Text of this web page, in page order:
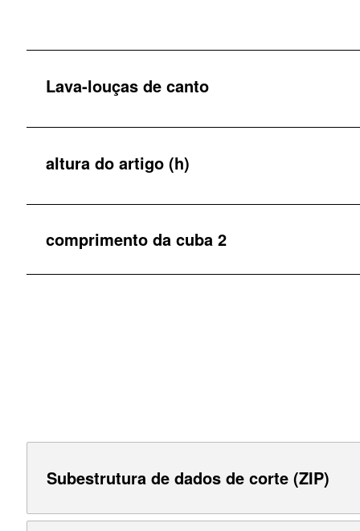
Lava-louças de canto
altura do artigo (h)
comprimento da cuba 2
Subestrutura de dados de corte (ZIP)